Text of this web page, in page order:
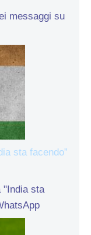
messaggi su
sta facendo”
"India sta